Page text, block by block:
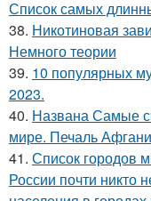
Список самых
38. Никотиновая
Немного теории
39. 10 популярных
2023.
40. Названа Самые
мире. Печаль
41. Список городов
России почти никто